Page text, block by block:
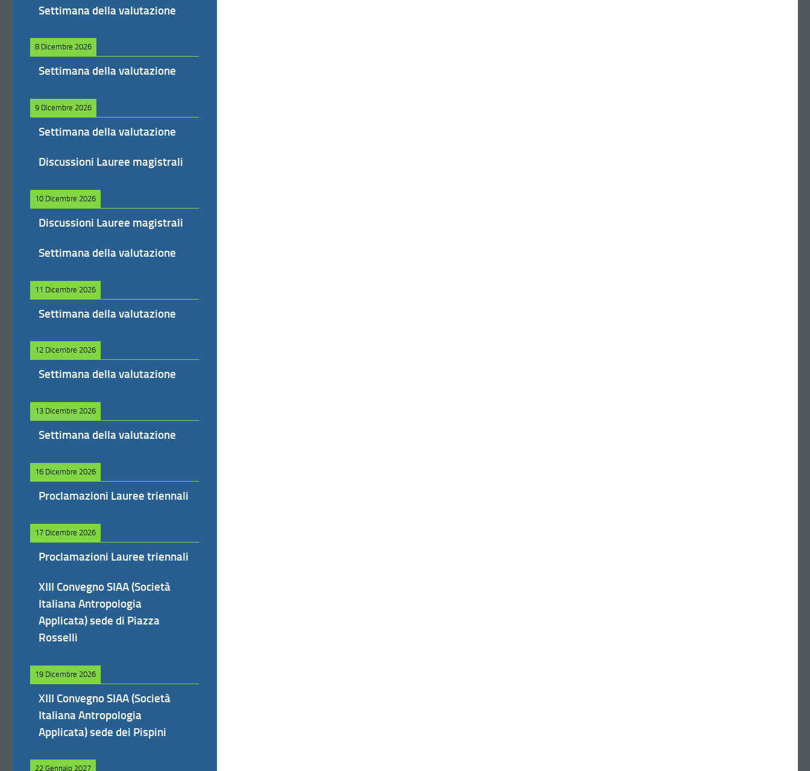
Settimana della valutazione
8 Dicembre 2026
Settimana della valutazione
9 Dicembre 2026
Settimana della valutazione
Discussioni Lauree magistrali
10 Dicembre 2026
Discussioni Lauree magistrali
Settimana della valutazione
11 Dicembre 2026
Settimana della valutazione
12 Dicembre 2026
Settimana della valutazione
13 Dicembre 2026
Settimana della valutazione
16 Dicembre 2026
Proclamazioni Lauree triennali
17 Dicembre 2026
Proclamazioni Lauree triennali
XIII Convegno SIAA (Società
Italiana Antropologia
Applicata) sede di Piazza
Rosselli
19 Dicembre 2026
XIII Convegno SIAA (Società
Italiana Antropologia
Applicata) sede dei Pispini
22 Gennaio 2027